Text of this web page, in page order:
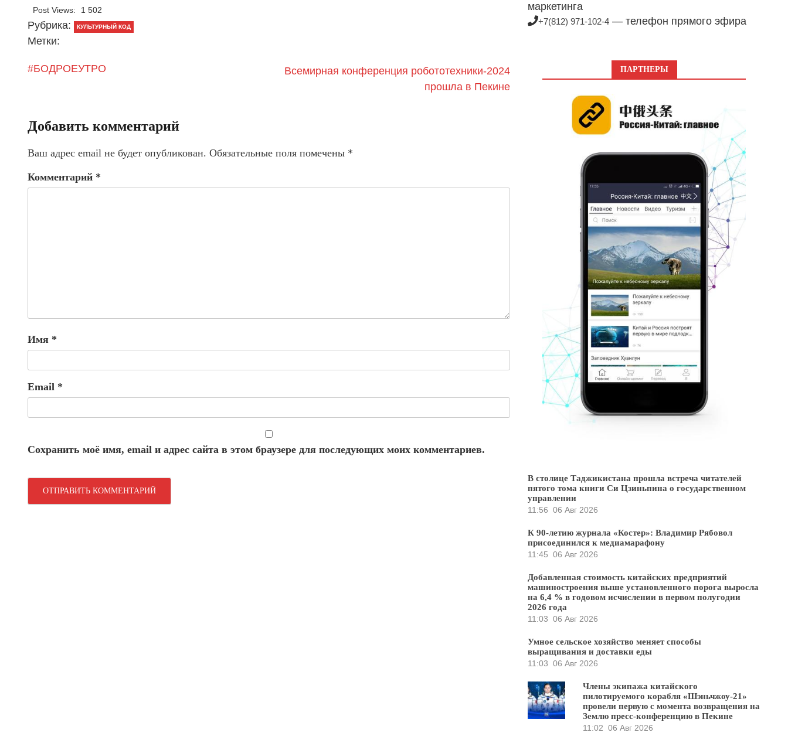
Post Views: 1 502
Рубрика: КУЛЬТУРНЫЙ КОД
Метки:
#БОДРОЕУТРО
Всемирная конференция робототехники-2024
прошла в Пекине
Добавить комментарий
Ваш адрес email не будет опубликован. Обязательные поля помечены *
Комментарий *
Имя *
Email *
Сохранить моё имя, email и адрес сайта в этом браузере для последующих моих комментариев.
маркетинга
+7(812) 971-102-4 — телефон прямого эфира
ПАРТНЕРЫ
В столице Таджикистана прошла встреча читателей
пятого тома книги Си Цзиньпина о государственном
управлении
11:56 06 Авг 2026
К 90-летию журнала «Костер»: Владимир Рябовол
присоединился к медиамарафону
11:45 06 Авг 2026
Добавленная стоимость китайских предприятий
машиностроения выше установленного порога выросла
на 6,4 % в годовом исчислении в первом полугодии
2026 года
11:03 06 Авг 2026
Умное сельское хозяйство меняет способы
выращивания и доставки еды
11:03 06 Авг 2026
Члены экипажа китайского
пилотируемого корабля «Шэньчжоу-21»
провели первую с момента возвращения на
Землю пресс-конференцию в Пекине
11:02 06 Авг 2026